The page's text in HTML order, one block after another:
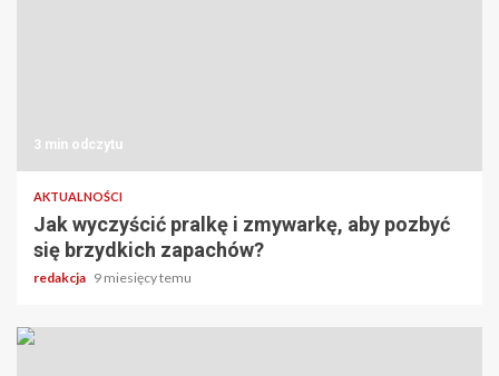
3 min odczytu
AKTUALNOŚCI
Jak wyczyścić pralkę i zmywarkę, aby pozbyć
się brzydkich zapachów?
redakcja 9 miesięcy temu